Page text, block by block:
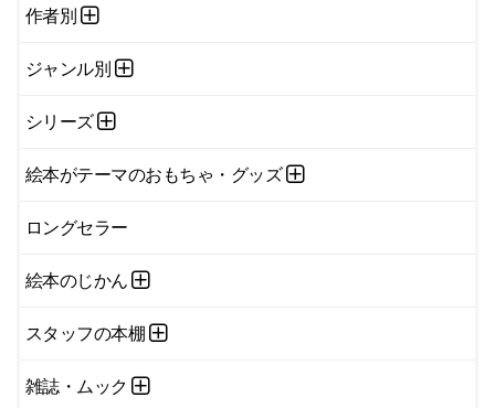
作者別
ジャンル別
シリーズ
絵本がテーマのおもちゃ・グッズ
ロングセラー
絵本のじかん
スタッフの本棚
雑誌・ムック